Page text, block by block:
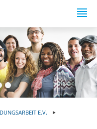
E.V.